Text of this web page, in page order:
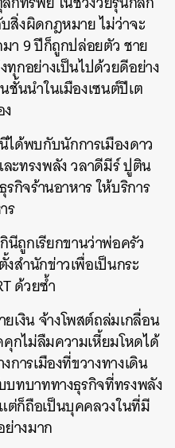
สิ่งผิดกฎหมาย ไม่ว่าจะ
า 9 ปีก็ถูกปล่อยตัว ชาย
ทุกอย่างเป็นไปด้วยดีอย่าง
ชั้นนำในเมืองเซนต์ปีเต
ด้พบกับนักการเมืองดาว
ะทรงพลัง วลาดีมีร์ ปูติน
กิจร้านอาหาร ให้บริการ
ร
ถูกเรียกขานว่าพ่อครัว
สำนักข่าวเพื่อเป็นกระ
ด้วยซ้ำ
เงิน จ้างโพสต์ถล่มเกลื่อน
ไม่ลืมความเหี้ยมโหดได้
ารเมืองที่ขวางทางเดิน
ทบาททางธุรกิจที่ทรงพลัง
ต่ก็ถือเป็นบุคคลวงในที่มี
างมาก